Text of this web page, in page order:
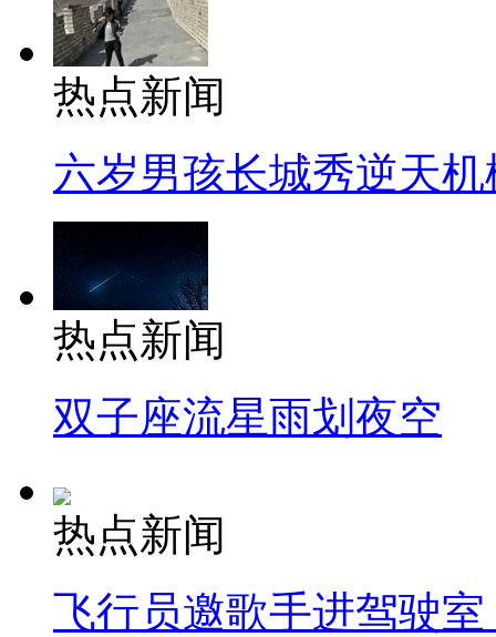
热点新闻
六岁男孩长城秀逆天机
热点新闻
双子座流星雨划夜空
热点新闻
飞行员邀歌手进驾驶